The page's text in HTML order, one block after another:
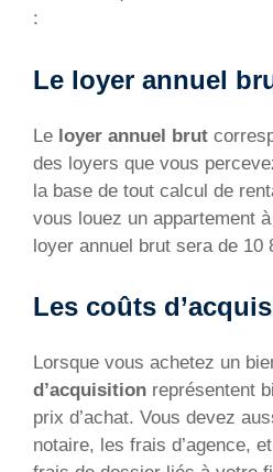
:
Le loyer annuel
Le loyer annuel brut
des loyers que vous
la base de tout calcul de
vous louez un appartement
loyer annuel brut sera de 10
Les coûts
Lorsque vous achetez un
d’acquisition représentent
prix d’achat. Vous devez
notaire, les frais d’agence,